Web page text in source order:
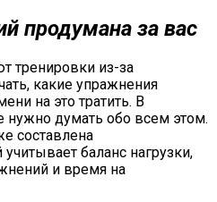
продумана за вас
тренировки из-за
какие упражнения
на это тратить. В
нужно думать обо всем этом.
составлена
баланс нагрузки,
и время на